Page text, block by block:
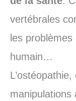
vertébrales
les
humain…
manipulations